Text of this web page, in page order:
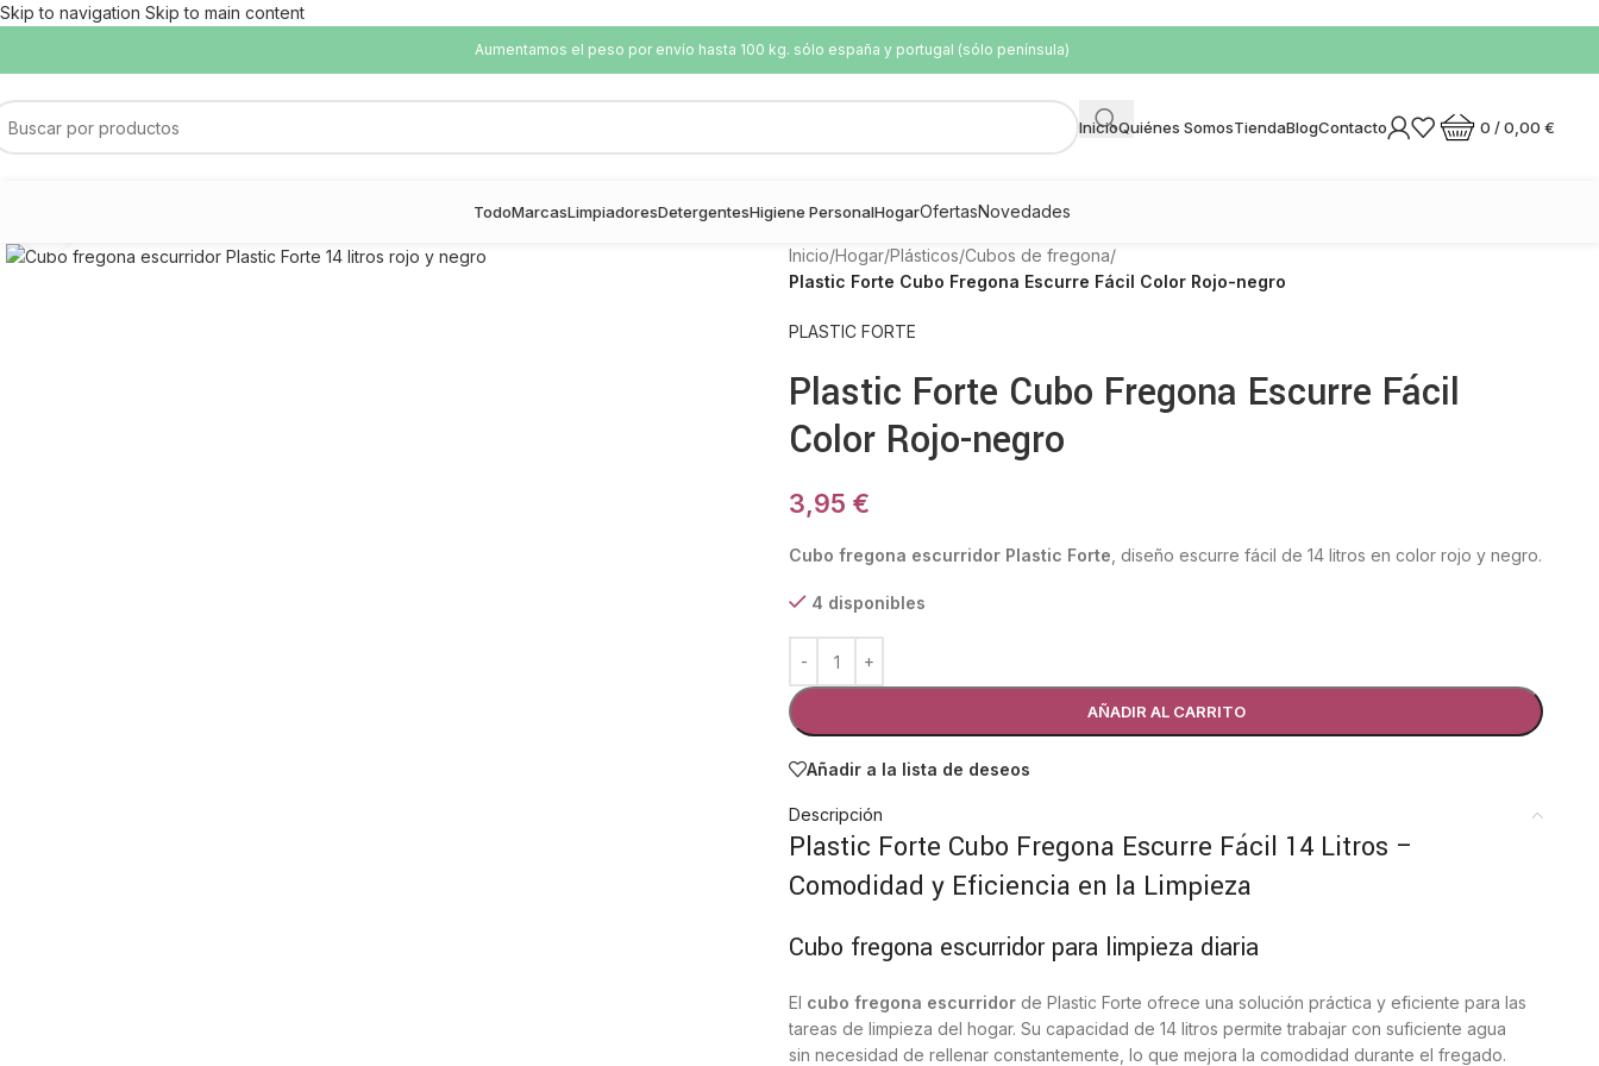
Skip to navigation Skip to main content
Aumentamos el peso por envío hasta 100 kg. sólo españa y portugal (sólo península)
InicioQuiénes SomosTiendaBlogContacto 0 /0,00 €
TodoMarcasLimpiadoresDetergentesHigiene PersonalHogarOfertasNovedades
Inicio/Hogar/Plásticos/Cubos de fregona/
Plastic Forte Cubo Fregona Escurre Fácil Color Rojo-negro
PLASTIC FORTE
Plastic Forte Cubo Fregona Escurre Fácil
Color Rojo-negro
3,95 €
Cubo fregona escurridor Plastic Forte , diseño escurre fácil de 14 litros en color rojo y negro.
4 disponibles
AÑADIR AL CARRITO
Añadir a la lista de deseos
Descripción
Plastic Forte Cubo Fregona Escurre Fácil 14 Litros –
Comodidad y Eficiencia en la Limpieza
Cubo fregona escurridor para limpieza diaria
El cubo fregona escurridor de Plastic Forte ofrece una solución práctica y eficiente para las
tareas de limpieza del hogar. Su capacidad de 14 litros permite trabajar con suficiente agua
sin necesidad de rellenar constantemente, lo que mejora la comodidad durante el fregado.